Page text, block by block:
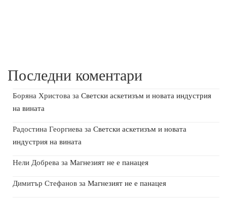
Последни коментари
Боряна Христова за Светски аскетизъм и новата индустрия
на вината
Радостина Георгиева за Светски аскетизъм и новата
индустрия на вината
Нели Добрева за Магнезият не е панацея
Димитър Стефанов за Магнезият не е панацея